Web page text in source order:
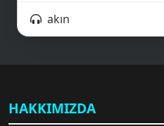
akın
HAKKIMIZDA